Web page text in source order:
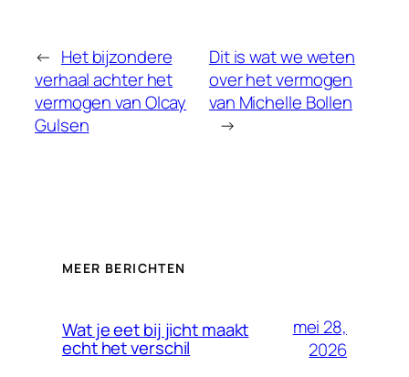
← Het bijzondere
verhaal achter het
vermogen van Olcay
Gulsen
Dit is wat we weten
over het vermogen
van Michelle Bollen
→
MEER BERICHTEN
Wat je eet bij jicht maakt
echt het verschil
mei 28,
2026